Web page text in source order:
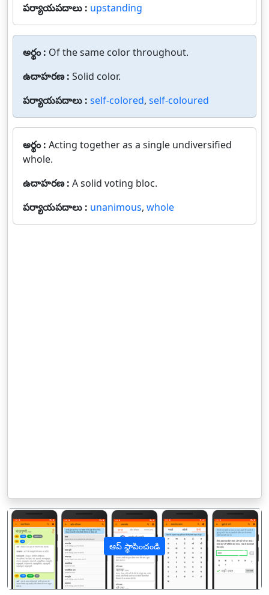
పర్యాయపదాలు : upstanding
అర్థం : Of the same color throughout.
ఉదాహరణ : Solid color.
పర్యాయపదాలు : self-colored, self-coloured
అర్థం : Acting together as a single undiversified
whole.
ఉదాహరణ : A solid voting bloc.
పర్యాయపదాలు : unanimous, whole
ఆప్ స్థాపించండి
पिछला